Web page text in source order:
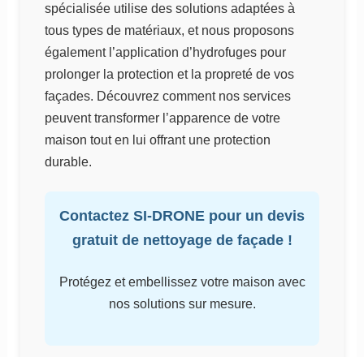
spécialisée utilise des solutions adaptées à
tous types de matériaux, et nous proposons
également l’application d’hydrofuges pour
prolonger la protection et la propreté de vos
façades. Découvrez comment nos services
peuvent transformer l’apparence de votre
maison tout en lui offrant une protection
durable.
Contactez SI-DRONE pour un devis
gratuit de nettoyage de façade !
Protégez et embellissez votre maison avec
nos solutions sur mesure.